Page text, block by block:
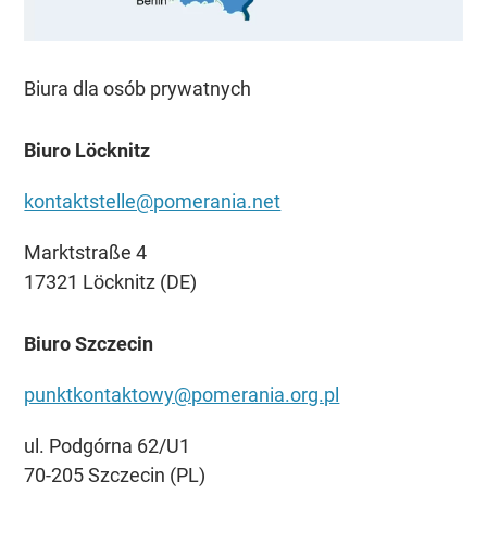
Biura dla osób prywatnych
Biuro Löcknitz
kontaktstelle@pomerania.net
Marktstraße 4
17321 Löcknitz (DE)
Biuro Szczecin
punktkontaktowy@pomerania.org.pl
ul. Podgórna 62/U1
70-205 Szczecin (PL)